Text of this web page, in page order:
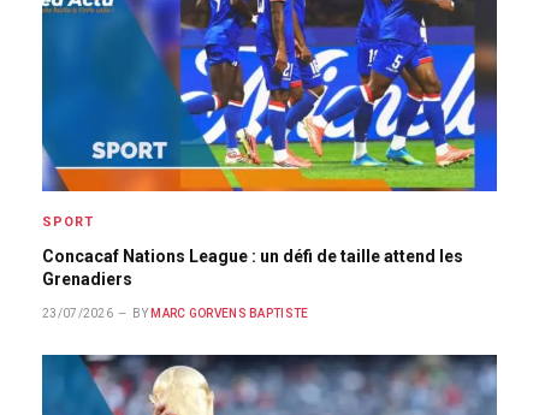
SPORT
Concacaf Nations League : un défi de taille attend les
Grenadiers
23/07/2026 BY MARC GORVENS BAPTISTE